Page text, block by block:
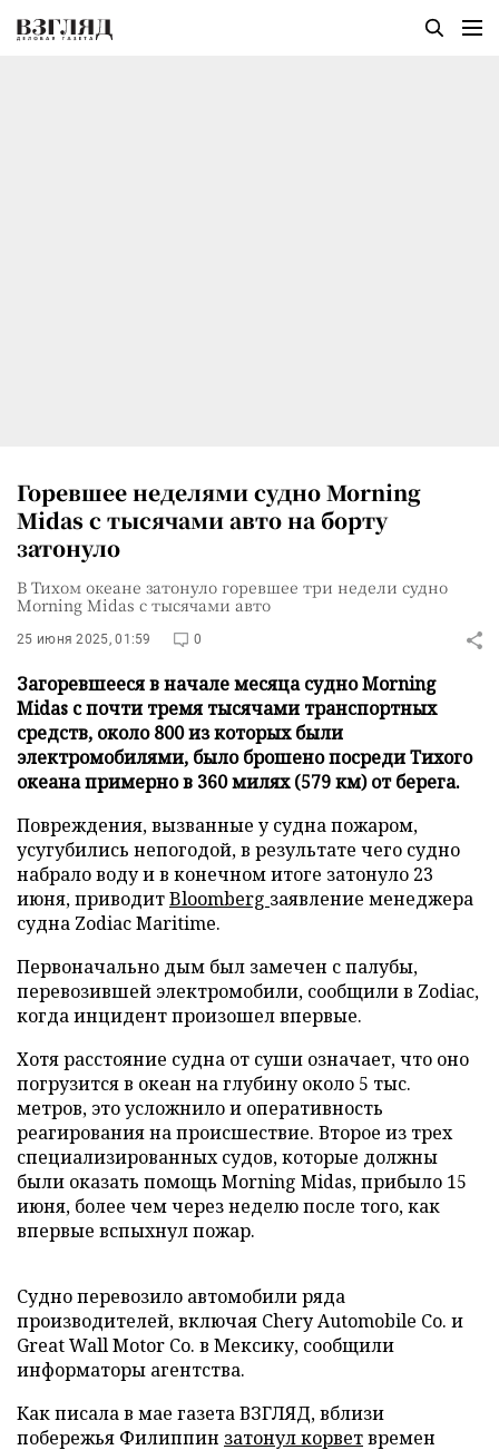
Горевшее неделями судно Morning
Midas с тысячами авто на борту
затонуло
В Тихом океане затонуло горевшее три недели судно
Morning Midas с тысячами авто
25 июня 2025, 01:59 0
Загоревшееся в начале месяца судно Morning
Midas с почти тремя тысячами транспортных
средств, около 800 из которых были
электромобилями, было брошено посреди Тихого
океана примерно в 360 милях (579 км) от берега.
Повреждения, вызванные у судна пожаром,
усугубились непогодой, в результате чего судно
набрало воду и в конечном итоге затонуло 23
июня, приводитBloomberg заявление менеджера
судна Zodiac Maritime.
Первоначально дым был замечен с палубы,
перевозившей электромобили, сообщили в Zodiac,
когда инцидент произошел впервые.
Хотя расстояние судна от суши означает, что оно
погрузится в океан на глубину около 5 тыс.
метров, это усложнило и оперативность
реагирования на происшествие. Второе из трех
специализированных судов, которые должны
были оказать помощь Morning Midas, прибыло 15
июня, более чем через неделю после того, как
впервые вспыхнул пожар.
Судно перевозило автомобили ряда
производителей, включая Chery Automobile Co. и
Great Wall Motor Co. в Мексику, сообщили
информаторы агентства.
Как писала в мае газета ВЗГЛЯД, вблизи
побережья Филиппин затонул корветвремен